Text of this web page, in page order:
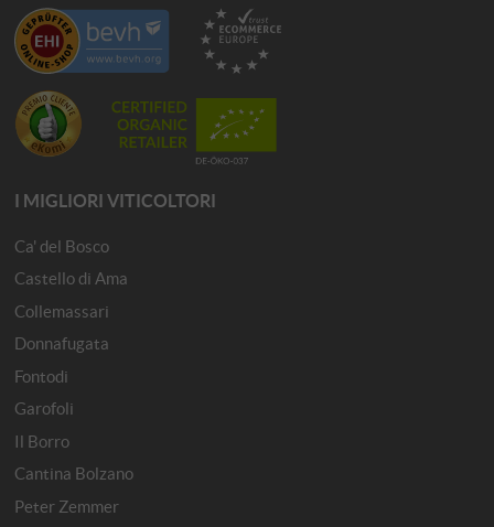
I MIGLIORI VITICOLTORI
Ca' del Bosco
Castello di Ama
Collemassari
Donnafugata
Fontodi
Garofoli
Il Borro
Cantina Bolzano
Peter Zemmer